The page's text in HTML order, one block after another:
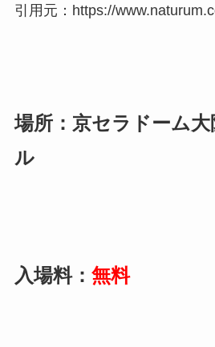
引用元：https://
場所：京セラドーム
ル
入場料： 無料